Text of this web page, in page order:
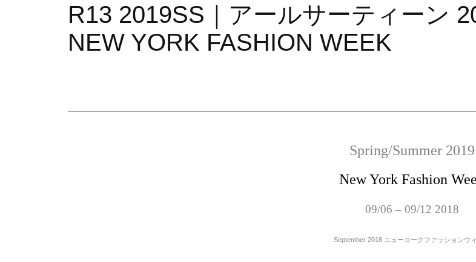
R13 2019SS｜アールサーティーン
NEW YORK FASHION WEEK
Spring/Summer 2019
New York Fashion
09/06 – 09/12 2018
September 2018 ニューヨークファッションウ